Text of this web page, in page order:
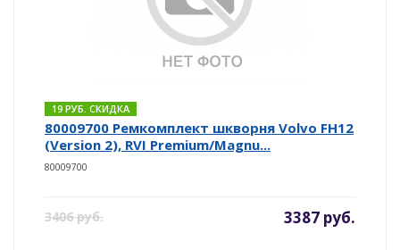
19 РУБ. СКИДКА
80009700 Ремкомплект шкворня Volvo FH12
(Version 2), RVI Premium/Magnu...
80009700
3406 руб. 3387 руб.